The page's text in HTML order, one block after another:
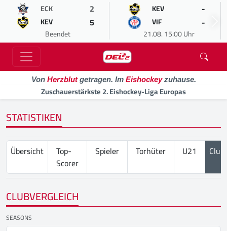
ECK 2
KEV 5
Beendet
KEV -
VIF -
21.08. 15:00 Uhr
Von Herzblutgetragen. Im Eishockeyzuhause.
Zuschauerstärkste 2. Eishockey-Liga Europas
STATISTIKEN
Übersicht
Top-
Scorer
Spieler Torhüter U21
CLUBVERGLEICH
SEASONS